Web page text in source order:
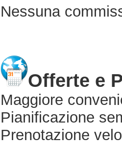
Nessuna
Offerte e
Maggiore
Pianificazione
Prenotazione